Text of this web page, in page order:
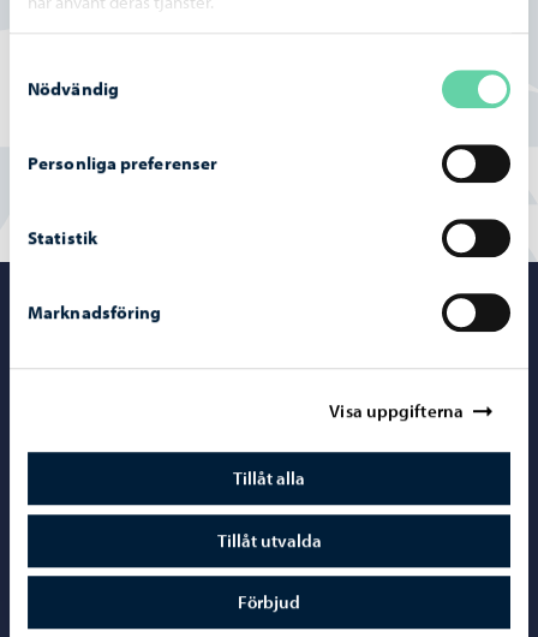
Nödvändig
Personliga preferenser
Statistik
Marknadsföring
Visa uppgifterna
Tillåt alla
Tillåt utvalda
Förbjud
Porvoo –
Telefonrådgivning: 020 692 250
Kontaktuppgifter
Elektroniska tjänster (ePorvoo)